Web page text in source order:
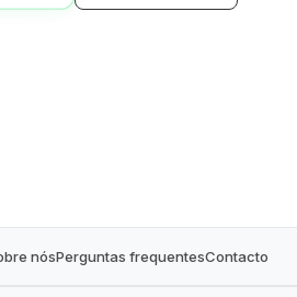
nósPerguntas frequentesContacto